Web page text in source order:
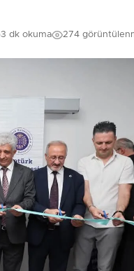
3 dk okuma 274